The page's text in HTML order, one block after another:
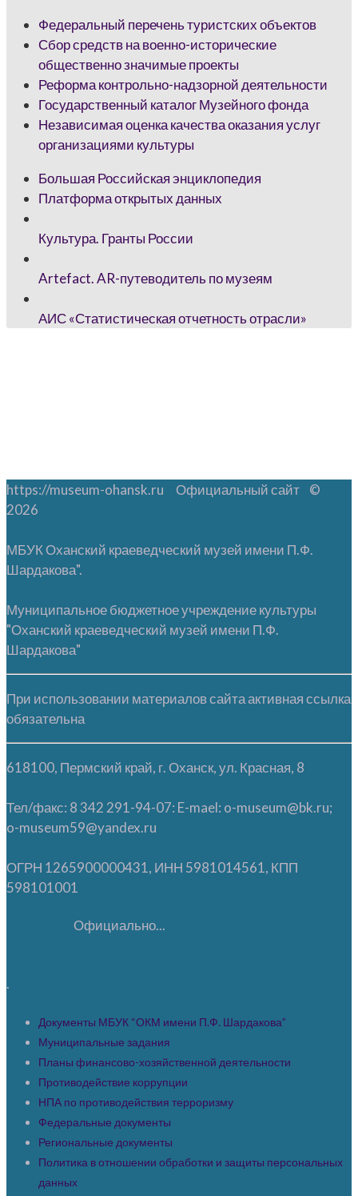
Федеральный перечень туристских объектов
Сбор средств на военно-исторические
общественно значимые проекты
Реформа контрольно-надзорной деятельности
Государственный каталог Музейного фонда
Независимая оценка качества оказания услуг
организациями культуры
Большая Российская энциклопедия
Платформа открытых данных
Культура. Гранты России
Artefact. AR-путеводитель по музеям
АИС «Статистическая отчетность отрасли»
https://museum-ohansk.ru Официальный сайт ©
2026
МБУК Оханский краеведческий музей имени П.Ф.
Шардакова".
Муниципальное бюджетное учреждение культуры
"Оханский краеведческий музей имени П.Ф.
Шардакова"
При использовании материалов сайта активная ссылка
обязательна
618100, Пермский край, г. Оханск, ул. Красная, 8
Тел/факс: 8 342 291-94-07: E-mael: o-museum@bk.ru;
o-museum59@yandex.ru
ОГРН 1265900000431, ИНН 5981014561, КПП
598101001
Официально...
.
Документы МБУК “ОКМ имени П.Ф. Шардакова”
Муниципальные задания
Планы финансово-хозяйственной деятельности
Противодействие коррупции
НПА по противодействия терроризму
Федеральные документы
Региональные документы
Политика в отношении обработки и защиты персональных
данных